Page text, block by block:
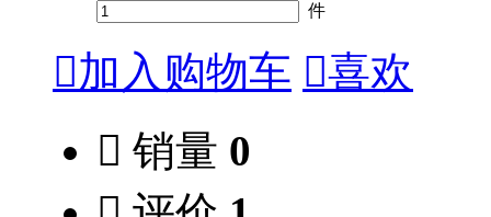
件
加入购物车 喜欢
 销量 0